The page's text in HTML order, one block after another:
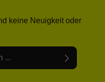
keine Neuigkeit oder